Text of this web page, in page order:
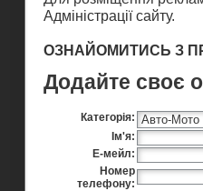
Адміністрації сайту.
ОЗНАЙОМИТИСЬ З
Додайте своє
Категорія:
Ім'я:
Е-мейл:
Номер
телефону: